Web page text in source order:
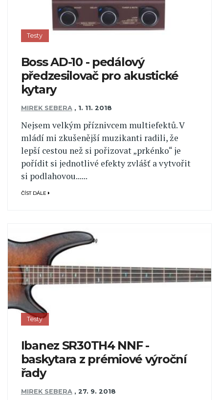
Testy
Boss AD-10 - pedálový
předzesilovač pro akustické
kytary
MIREK SEBERA , 1. 11. 2018
Nejsem velkým příznivcem multiefektů. V
mládí mi zkušenější muzikanti radili, že
lepší cestou než si pořizovat „prkénko“ je
pořídit si jednotlivé efekty zvlášť a vytvořit
si podlahovou......
ČÍST DÁLE
Testy
Ibanez SR30TH4 NNF -
baskytara z prémiové výroční
řady
MIREK SEBERA , 27. 9. 2018